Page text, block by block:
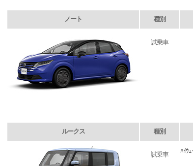
ノート 種別
試乗車
ルークス 種別
試乗車
ﾊｲｳ